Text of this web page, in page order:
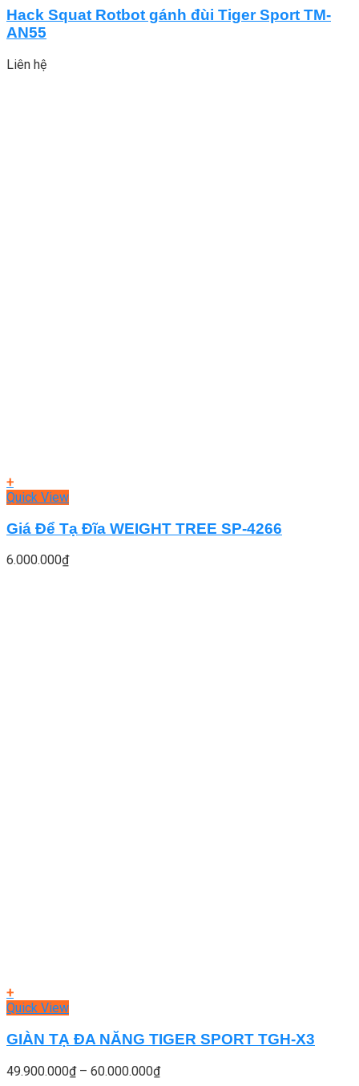
Hack Squat Rotbot gánh đùi Tiger Sport TM-
AN55
Liên hệ
+
Quick View
Giá Để Tạ Đĩa WEIGHT TREE SP-4266
6.000.000₫
+
Quick View
GIÀN TẠ ĐA NĂNG TIGER SPORT TGH-X3
49.900.000₫ – 60.000.000₫Khoảng